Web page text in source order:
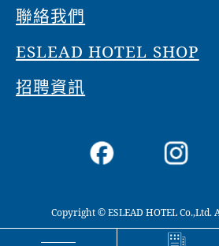
聯絡我們
ESLEAD HOTEL SHOP
招聘資訊
Copyright © ESLEAD HOTEL Co.,Ltd.